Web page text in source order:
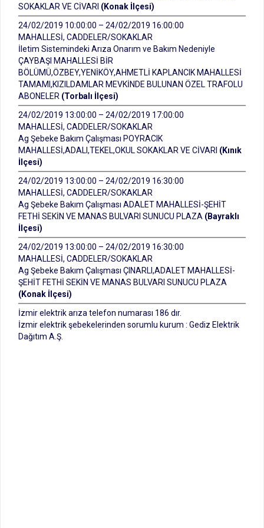
SOKAKLAR VE CİVARI (Konak İlçesi)
24/02/2019 10:00:00 – 24/02/2019 16:00:00
MAHALLESİ, CADDELER/SOKAKLAR
İletim Sistemindeki Arıza Onarım ve Bakım Nedeniyle
ÇAYBAŞI MAHALLESİ BİR
BÖLÜMÜ,ÖZBEY,YENİKÖY,AHMETLİ KAPLANCIK MAHALLESİ
TAMAMI,KIZILDAMLAR MEVKİNDE BULUNAN ÖZEL TRAFOLU
ABONELER (Torbalı İlçesi)
24/02/2019 13:00:00 – 24/02/2019 17:00:00
MAHALLESİ, CADDELER/SOKAKLAR
Ag Şebeke Bakım Çalışması POYRACIK
MAHALLESİ,ADALI,TEKEL,OKUL SOKAKLAR VE CİVARI (Kınık
İlçesi)
24/02/2019 13:00:00 – 24/02/2019 16:30:00
MAHALLESİ, CADDELER/SOKAKLAR
Ag Şebeke Bakım Çalışması ADALET MAHALLESİ-ŞEHİT
FETHİ SEKİN VE MANAS BULVARI SUNUCU PLAZA (Bayraklı
İlçesi)
24/02/2019 13:00:00 – 24/02/2019 16:30:00
MAHALLESİ, CADDELER/SOKAKLAR
Ag Şebeke Bakım Çalışması ÇINARLI,ADALET MAHALLESİ-
ŞEHİT FETHİ SEKİN VE MANAS BULVARI SUNUCU PLAZA
(Konak İlçesi)
İzmir elektrik arıza telefon numarası 186 dır.
İzmir elektrik şebekelerinden sorumlu kurum : Gediz Elektrik
Dağıtım A.Ş.